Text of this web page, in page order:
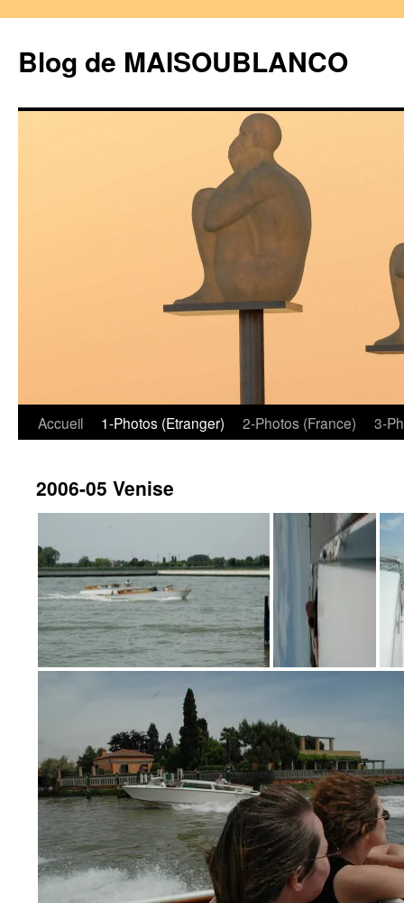
Blog de MAISOUBLANCO
Aller
contenu
Accueil 1-Photos (Etranger) 2-Photos (France) 3-
2006-05 Venise